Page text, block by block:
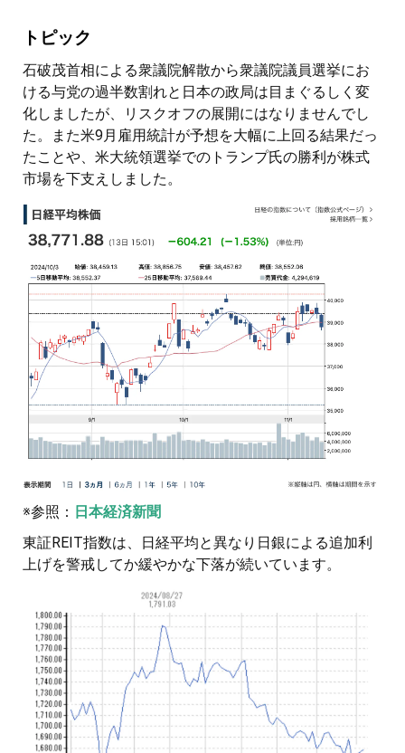
トピック
石破茂首相による衆議院解散から衆議院議員選挙にお
ける与党の過半数割れと日本の政局は目まぐるしく変
化しましたが、リスクオフの展開にはなりませんでし
た。また米9月雇用統計が予想を大幅に上回る結果だっ
たことや、米大統領選挙でのトランプ氏の勝利が株式
市場を下支えしました。
※参照： 日本経済新聞
東証REIT指数は、日経平均と異なり日銀による追加利
上げを警戒してか緩やかな下落が続いています。